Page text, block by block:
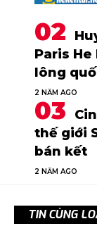
Paris
lông
2 NĂM AGO
thế giới
bán kết
2 NĂM AGO
TIN CÙNG